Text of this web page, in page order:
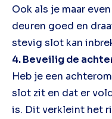
Ook als je maar
deuren goed en
stevig slot kan
4. Beveilig de
Heb je een
slot zit en dat er
is. Dit verkleint het